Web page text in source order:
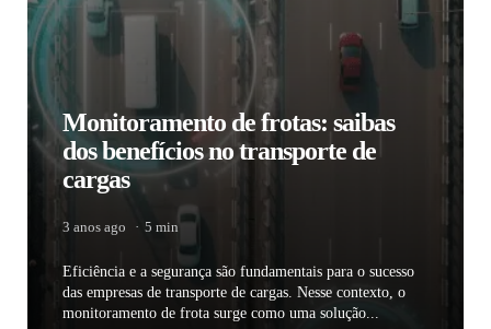
Monitoramento de frotas: saibas
dos benefícios no transporte de
cargas
3 anos ago 5 min
Eficiência e a segurança são fundamentais para o sucesso
das empresas de transporte de cargas. Nesse contexto, o
monitoramento de frota surge como uma solução...